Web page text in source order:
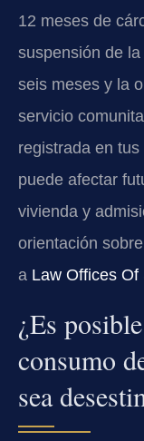
12 meses de
suspensión de
seis meses y la
servicio
registrada en
puede afectar
vivienda y
orientación
a Law Offices Of
¿Es
consumo
sea